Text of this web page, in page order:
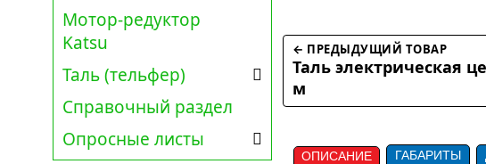
Мотор-редуктор
Katsu
Таль (тельфер)
Справочный раздел
Опросные листы
← ПРЕДЫДУЩИЙ ТОВАР
Таль электрическая
м
ОПИСАНИЕ ГАБАРИТЫ